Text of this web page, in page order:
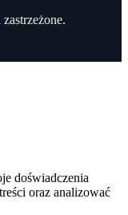
doświadczenia
oraz analizować